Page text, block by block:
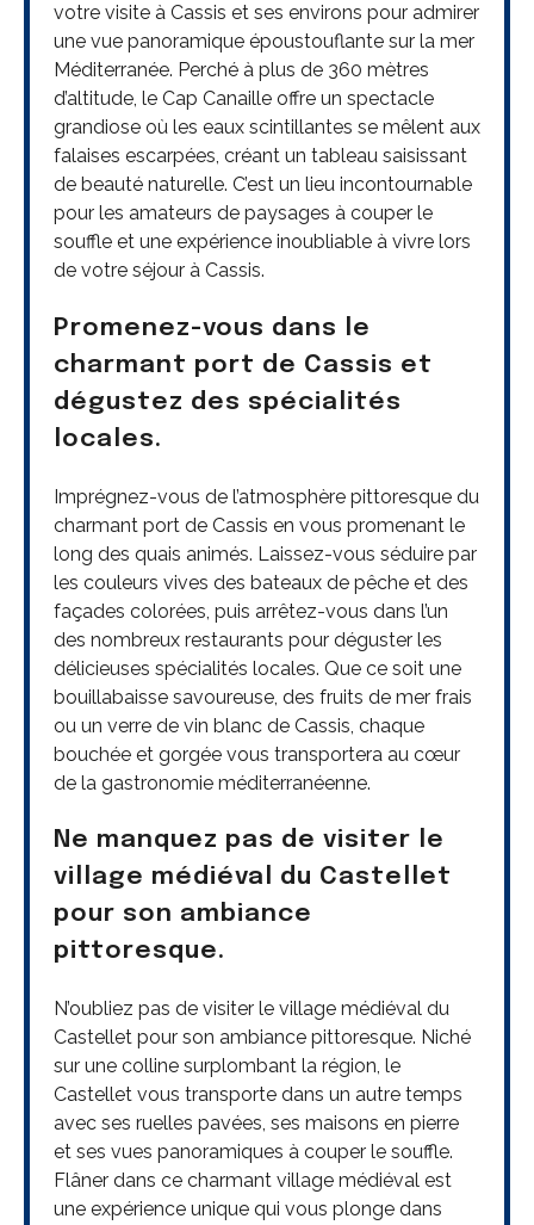
votre visite à Cassis et ses environs pour admirer
une vue panoramique époustouflante sur la mer
Méditerranée. Perché à plus de 360 mètres
d’altitude, le Cap Canaille offre un spectacle
grandiose où les eaux scintillantes se mêlent aux
falaises escarpées, créant un tableau saisissant
de beauté naturelle. C’est un lieu incontournable
pour les amateurs de paysages à couper le
souffle et une expérience inoubliable à vivre lors
de votre séjour à Cassis.
Promenez-vous dans le
charmant port de Cassis et
dégustez des spécialités
locales.
Imprégnez-vous de l’atmosphère pittoresque du
charmant port de Cassis en vous promenant le
long des quais animés. Laissez-vous séduire par
les couleurs vives des bateaux de pêche et des
façades colorées, puis arrêtez-vous dans l’un
des nombreux restaurants pour déguster les
délicieuses spécialités locales. Que ce soit une
bouillabaisse savoureuse, des fruits de mer frais
ou un verre de vin blanc de Cassis, chaque
bouchée et gorgée vous transportera au cœur
de la gastronomie méditerranéenne.
Ne manquez pas de visiter le
village médiéval du Castellet
pour son ambiance
pittoresque.
N’oubliez pas de visiter le village médiéval du
Castellet pour son ambiance pittoresque. Niché
sur une colline surplombant la région, le
Castellet vous transporte dans un autre temps
avec ses ruelles pavées, ses maisons en pierre
et ses vues panoramiques à couper le souffle.
Flâner dans ce charmant village médiéval est
une expérience unique qui vous plonge dans